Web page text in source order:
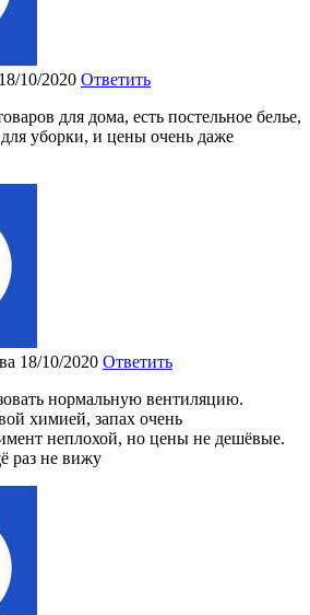
18/10/2020 Ответить
для дома, есть постельное белье,
для уборки, и цены очень даже
18/10/2020 Ответить
нормальную вентиляцию.
химией, запах очень
неплохой, но цены не дешёвые.
раз не вижу